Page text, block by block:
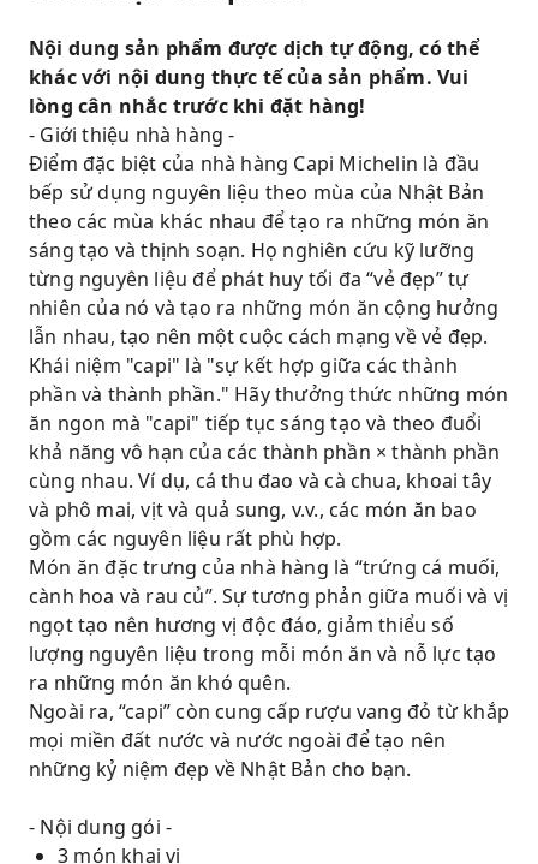
Nội dung sản phẩm được dịch tự động, có thể
khác với nội dung thực tế của sản phẩm. Vui
lòng cân nhắc trước khi đặt hàng!
- Giới thiệu nhà hàng -
Điểm đặc biệt của nhà hàng Capi Michelin là đầu
bếp sử dụng nguyên liệu theo mùa của Nhật Bản
theo các mùa khác nhau để tạo ra những món ăn
sáng tạo và thịnh soạn. Họ nghiên cứu kỹ lưỡng
từng nguyên liệu để phát huy tối đa “vẻ đẹp” tự
nhiên của nó và tạo ra những món ăn cộng hưởng
lẫn nhau, tạo nên một cuộc cách mạng về vẻ đẹp.
Khái niệm "capi" là "sự kết hợp giữa các thành
phần và thành phần." Hãy thưởng thức những món
ăn ngon mà "capi" tiếp tục sáng tạo và theo đuổi
khả năng vô hạn của các thành phần × thành phần
cùng nhau. Ví dụ, cá thu đao và cà chua, khoai tây
và phô mai, vịt và quả sung, v.v., các món ăn bao
gồm các nguyên liệu rất phù hợp.
Món ăn đặc trưng của nhà hàng là “trứng cá muối,
cành hoa và rau củ”. Sự tương phản giữa muối và vị
ngọt tạo nên hương vị độc đáo, giảm thiểu số
lượng nguyên liệu trong mỗi món ăn và nỗ lực tạo
ra những món ăn khó quên.
Ngoài ra, “capi” còn cung cấp rượu vang đỏ từ khắp
mọi miền đất nước và nước ngoài để tạo nên
những kỷ niệm đẹp về Nhật Bản cho bạn.
- Nội dung gói -
3 món khai vị